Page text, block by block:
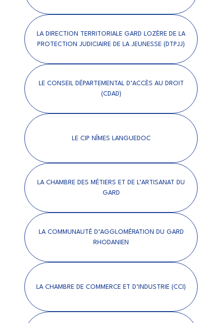
LA DIRECTION TERRITORIALE GARD LOZÈRE DE LA
PROTECTION JUDICIAIRE DE LA JEUNESSE (DTPJJ)
LE CONSEIL DÉPARTEMENTAL D’ACCÈS AU DROIT
(CDAD)
LE CIP NÎMES LANGUEDOC
LA CHAMBRE DES MÉTIERS ET DE L’ARTISANAT DU
GARD
LA COMMUNAUTÉ D’AGGLOMÉRATION DU GARD
RHODANIEN
LA CHAMBRE DE COMMERCE ET D’INDUSTRIE (CCI)